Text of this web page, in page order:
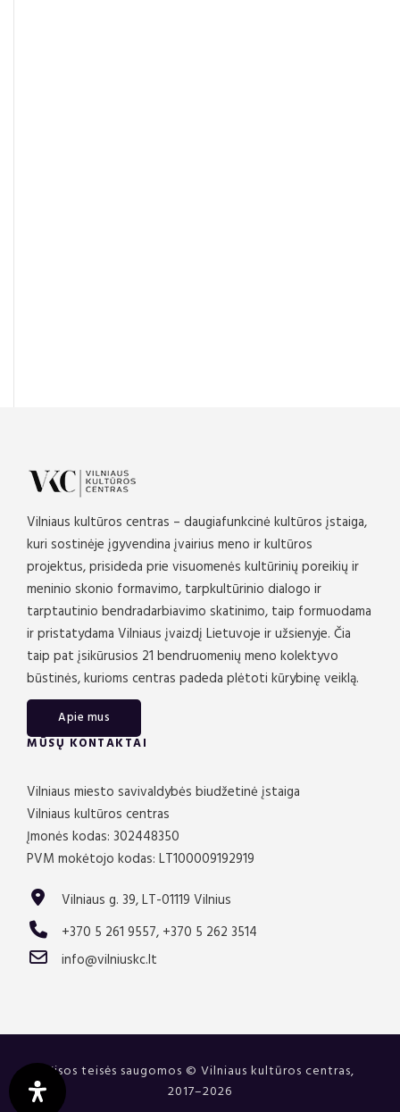
Vilniaus kultūros centras – daugiafunkcinė kultūros įstaiga,
kuri sostinėje įgyvendina įvairius meno ir kultūros
projektus, prisideda prie visuomenės kultūrinių poreikių ir
meninio skonio formavimo, tarpkultūrinio dialogo ir
tarptautinio bendradarbiavimo skatinimo, taip formuodama
ir pristatydama Vilniaus įvaizdį Lietuvoje ir užsienyje. Čia
taip pat įsikūrusios 21 bendruomenių meno kolektyvo
būstinės, kurioms centras padeda plėtoti kūrybinę veiklą.
Apie mus
MŪSŲ KONTAKTAI
Vilniaus miesto savivaldybės biudžetinė įstaiga
Vilniaus kultūros centras
Įmonės kodas: 302448350
PVM mokėtojo kodas: LT100009192919
Vilniaus g. 39, LT-01119 Vilnius
+370 5 261 9557, +370 5 262 3514
info@vilniuskc.lt
Visos teisės saugomos © Vilniaus kultūros centras,
2017–2026